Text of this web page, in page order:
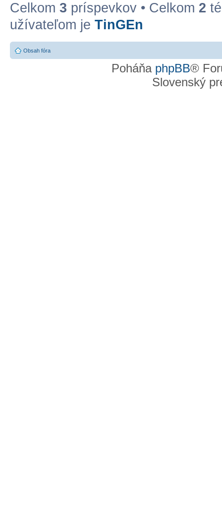
Celkom 3 príspevkov • Celkom 2
užívateľom je TinGEn
Obsah fóra
Poháňa phpBB®
Slovenský